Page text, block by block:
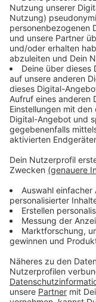
Ostern auf
ANTENNE
Osterzeit.
Lieblingssender!
Audiotitel -